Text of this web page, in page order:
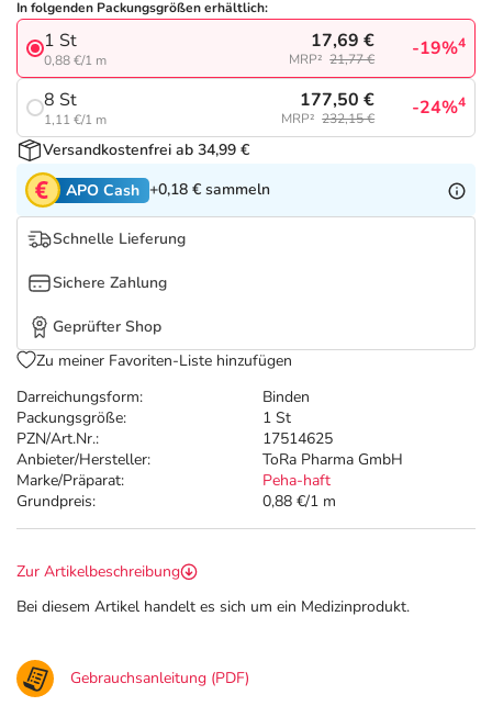
Tierapotheke
Vitamine & Mineralstoffe
Marken
Salus Deals
Darreichungsform:
Binden
Packungsgröße:
1 St
PZN/Art.Nr.:
17514625
Anbieter/Hersteller:
ToRa Pharma GmbH
Marke/Präparat:
Peha-haft
Grundpreis:
0,88 €/1 m
In folgenden Packungsgrößen erhältlich:
1 St
0,88 €/1 m
17,69 €
MRP² 21,77 € -19%4
8 St
1,11 €/1 m
177,50 €
MRP² 232,15 € -24%4
Versandkostenfrei ab 34,99 €
APO Cash +0,18 € sammeln
Schnelle Lieferung
Sichere Zahlung
Geprüfter Shop
Zu meiner Favoriten-Liste hinzufügen
Zur Artikelbeschreibung
Bei diesem Artikel handelt es sich um ein Medizinprodukt.
Gebrauchsanleitung (PDF)